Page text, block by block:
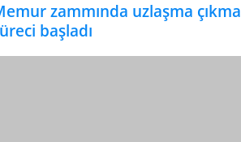
zammında uzlaşma
başladı